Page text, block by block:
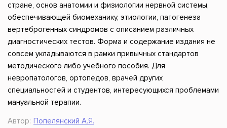
стране, основ анатомии и физиологии нервной системы,
обеспечивающей биомеханику, этиологии, патогенеза
вертеброгенных синдромов с описанием различных
диагностических тестов. Форма и содержание издания не
совсем укладываются в рамки привычных стандартов
методического либо учебного пособия. Для
невропатологов, ортопедов, врачей других
специальностей и студентов, интересующихся проблемами
мануальной терапии.
Автор: Попелянский А.Я.